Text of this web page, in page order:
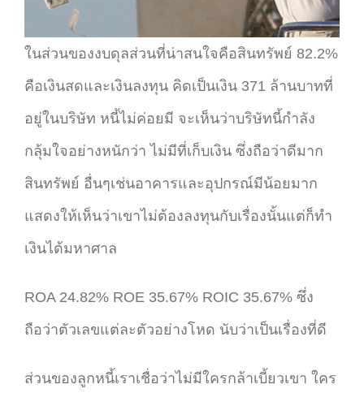
ในส่วนของงบดุลส่วนที่น่าสนใจคือสินทรัพย์ 82.2%
คือเงินสดและเงินลงทุน คิดเป็นเงิน 371 ล้านบาทที่
อยู่ในบริษัท หนี้ไม่ค่อยมี จะเห็นว่าบริษัทนี้กำลัง
กลุ้มใจอย่างหนักว่า ไม่มีที่เก็บเงิน ซึ่งถือว่าดีมาก
สินทรัพย์ อื่นๆเช่นอาคารและอุปกรณ์มีน้อยมาก
แสดงให้เห็นว่าเขาไม่ต้องลงทุนกับเรื่องนั้นแต่ก็ทำ
เงินได้มหาศาล
ROA 24.82% ROE 35.67% ROIC 35.67% ซึ่ง
ถือว่าตัวเลขแต่ละตัวอย่างโหด นับว่าเป็นเรื่องที่ดี
ส่วนของลูกหนี้เราเชื่อว่าไม่มีใครกล้าเบี้ยวเขา ใคร